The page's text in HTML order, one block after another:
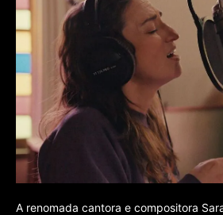
A renomada cantora e compositora